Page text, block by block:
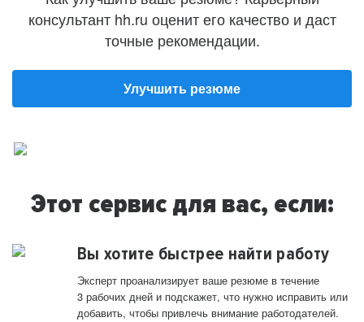
консультант hh.ru оценит его качество и даст
точные рекомендации.
Улучшить резюме
Этот сервис для вас, если:
Вы хотите быстрее найти работу
Эксперт проанализирует ваше резюме в течение
3 рабочих дней и подскажет, что нужно исправить или
добавить, чтобы привлечь внимание работодателей.